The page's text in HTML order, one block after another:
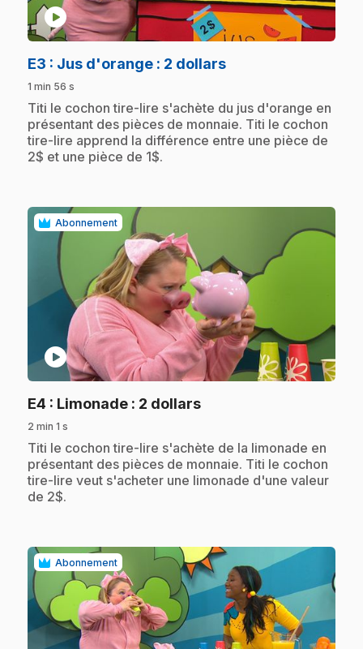
play_circle
E3 : Jus d'orange : 2 dollars.
1 min 56 s
.Titi le cochon tire-lire s'achète du jus d'orange en
présentant des pièces de monnaie. Titi le cochon
tire-lire apprend la différence entre une pièce de
2$ et une pièce de 1$.
Abonnement
play_circle
E4 : Limonade : 2 dollars.
2 min 1 s
.Titi le cochon tire-lire s'achète de la limonade en
présentant des pièces de monnaie. Titi le cochon
tire-lire veut s'acheter une limonade d'une valeur
de 2$.
Abonnement